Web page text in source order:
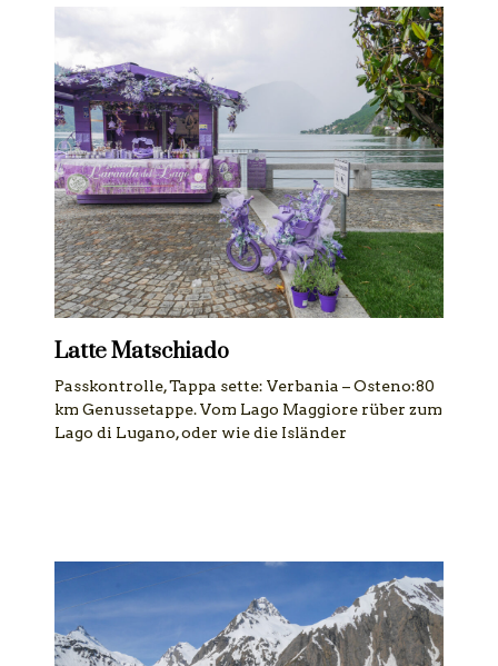
Latte Matschiado
Passkontrolle, Tappa sette: Verbania – Osteno:80
km Genussetappe. Vom Lago Maggiore rüber zum
Lago di Lugano, oder wie die Isländer